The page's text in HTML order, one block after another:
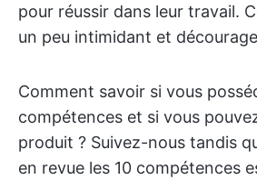
pour réussir dans leur travail.
un peu intimidant et
Comment savoir si vous
compétences et si vous
produit ? Suivez-nous tandis
en revue les 10 compétences